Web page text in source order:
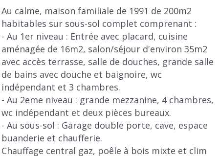
Au calme, maison familiale de 1991 de 200m2
habitables sur sous-sol complet comprenant :
- Au 1er niveau : Entrée avec placard, cuisine
aménagée de 16m2, salon/séjour d'environ 35m2
avec accès terrasse, salle de douches, grande salle
de bains avec douche et baignoire, wc
indépendant et 3 chambres.
- Au 2eme niveau : grande mezzanine, 4 chambres,
wc indépendant et deux pièces bureaux.
- Au sous-sol : Garage double porte, cave, espace
buanderie et chaufferie.
Chauffage central gaz, poêle à bois mixte et clim